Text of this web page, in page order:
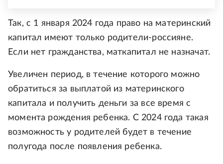
Так, с 1 января 2024 года право на материнский
капитал имеют только родители-россияне.
Если нет гражданства, маткапитал не назначат.
Увеличен период, в течение которого можно
обратиться за выплатой из материнского
капитала и получить деньги за все время с
момента рождения ребенка. С 2024 года такая
возможность у родителей будет в течение
полугода после появления ребенка.